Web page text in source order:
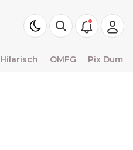
Hilarisch OMFG Pix Dump